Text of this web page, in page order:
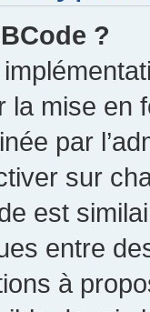
?
mise en
par
sur
est
entre
à